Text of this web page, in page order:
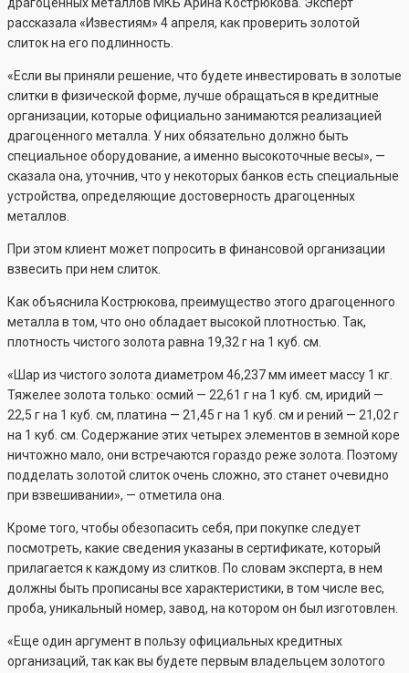
драгоценных металлов МКБ Арина Кострюкова. Эксперт
рассказала «Известиям» 4 апреля, как проверить золотой
слиток на его подлинность.
«Если вы приняли решение, что будете инвестировать в золотые
слитки в физической форме, лучше обращаться в кредитные
организации, которые официально занимаются реализацией
драгоценного металла. У них обязательно должно быть
специальное оборудование, а именно высокоточные весы», —
сказала она, уточнив, что у некоторых банков есть специальные
устройства, определяющие достоверность драгоценных
металлов.
При этом клиент может попросить в финансовой организации
взвесить при нем слиток.
Как объяснила Кострюкова, преимущество этого драгоценного
металла в том, что оно обладает высокой плотностью. Так,
плотность чистого золота равна 19,32 г на 1 куб. см.
«Шар из чистого золота диаметром 46,237 мм имеет массу 1 кг.
Тяжелее золота только: осмий — 22,61 г на 1 куб. см, иридий —
22,5 г на 1 куб. см, платина — 21,45 г на 1 куб. см и рений — 21,02 г
на 1 куб. см. Содержание этих четырех элементов в земной коре
ничтожно мало, они встречаются гораздо реже золота. Поэтому
подделать золотой слиток очень сложно, это станет очевидно
при взвешивании», — отметила она.
Кроме того, чтобы обезопасить себя, при покупке следует
посмотреть, какие сведения указаны в сертификате, который
прилагается к каждому из слитков. По словам эксперта, в нем
должны быть прописаны все характеристики, в том числе вес,
проба, уникальный номер, завод, на котором он был изготовлен.
«Еще один аргумент в пользу официальных кредитных
организаций, так как вы будете первым владельцем золотого